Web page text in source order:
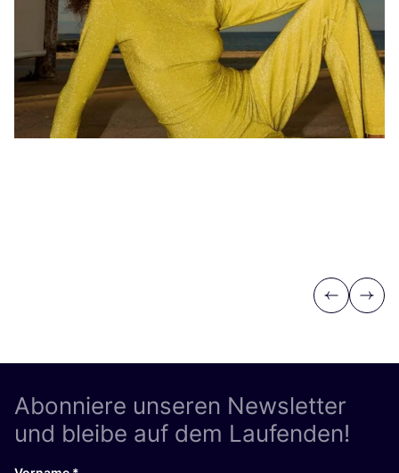
Previous
Next
Abonniere unseren Newsletter
und bleibe auf dem Laufenden!